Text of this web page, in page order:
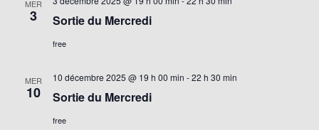
MER
3 Sortie du Mercredi
free
MER
10
10 décembre 2025 @ 19 h 00 min -22 h 30 min
Sortie du Mercredi
free